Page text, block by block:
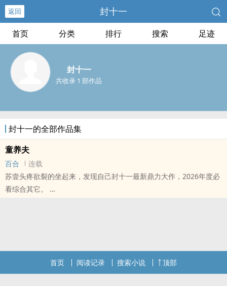
返回 封十一
首页 分类 排行 搜索 足迹
封十一
共收录 1 部作品
封十一的全部作品集
童养夫
百合
连载
苏壹头疼欲裂的坐起来，发现自己封十一最新鼎力大作，2026年度必
看综合其它。
首页 阅读记录 搜索小说 顶部